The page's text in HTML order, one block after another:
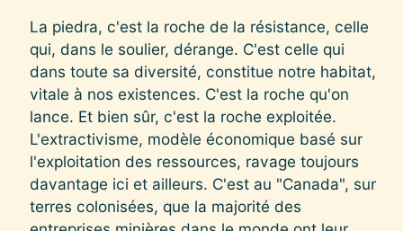
La piedra, c'est la roche de la résistance, celle
qui, dans le soulier, dérange. C'est celle qui
dans toute sa diversité, constitue notre habitat,
vitale à nos existences. C'est la roche qu'on
lance. Et bien sûr, c'est la roche exploitée.
L'extractivisme, modèle économique basé sur
l'exploitation des ressources, ravage toujours
davantage ici et ailleurs. C'est au "Canada", sur
terres colonisées, que la majorité des